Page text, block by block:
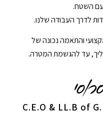
עם השטח.
לדרך העבודה שלנו.
והתאמה נכונה של
עד להגשמת המטרה.
C.E.O & LL.B of